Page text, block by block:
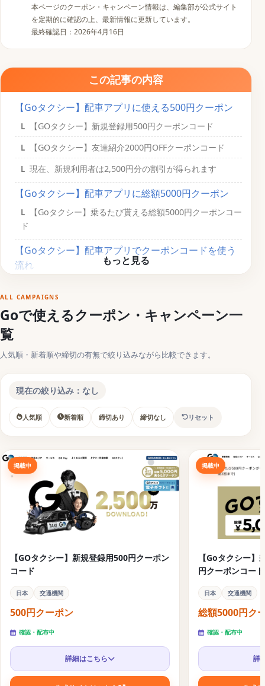
本ページのクーポン・キャンペーン情報は、編集部が公式サイト
を定期的に確認の上、最新情報に更新しています。
最終確認日：2026年4月16日
この記事の内容
【Goタクシー】配車アプリに使える500円クーポン
【GOタクシー】新規登録用500円クーポンコード
【GOタクシー】友達紹介2000円OFFクーポンコード
現在、新規利用者は2,500円分の割引が得られます
【Goタクシー】配車アプリに総額5000円クーポン
【Goタクシー】乗るたび貰える総額5000円クーポンコー
ド
【Goタクシー】配車アプリでクーポンコードを使う
流れ
クーポンコードの有効期限は？
【関連】旅行で使えるクーポンコードまとめ
アクティビティ予約に使えるお得な旅行クーポンコード
パッケージツアーとホテル予約サイトに使えるお得な旅
行クーポンコード
航空券予約に使えるお得な旅行クーポンコード
ALL CAMPAIGNS
Goで使えるクーポン・キャンペーン一
覧
人気順・新着順や締切の有無で絞り込みながら比較できます。
現在の絞り込み：なし
人気順 新着順 締切あり 締切なし リセット
掲載中
【GOタクシー】新規登録用500円クーポン
コード
日本 交通機関
500円クーポン
確認・配布中
詳細はこちら
掲載中
【Goタクシー
円クーポンコード
日本 交通機関
総額5000円ク
確認・配布中
詳